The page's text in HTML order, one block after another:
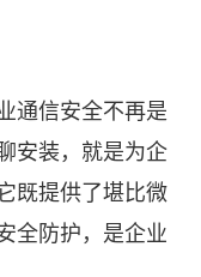
通信安全不再是
安装，就是为企
既提供了堪比微
全防护，是企业